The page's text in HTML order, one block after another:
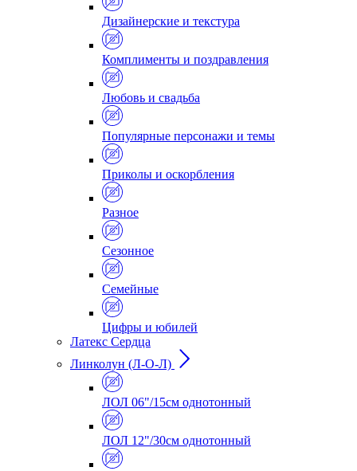
Дизайнерские и текстура
Комплименты и поздравления
Любовь и свадьба
Популярные персонажи и темы
Приколы и оскорбления
Разное
Сезонное
Семейные
Цифры и юбилей
Латекс Сердца
Линколун (Л-О-Л)
ЛОЛ 06"/15см однотонный
ЛОЛ 12"/30см однотонный